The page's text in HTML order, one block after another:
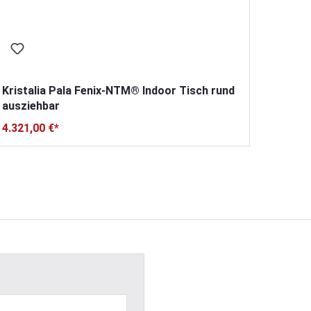
Kristalia Pala Fenix-NTM® Indoor Tisch rund
ausziehbar
4.321,00 €*